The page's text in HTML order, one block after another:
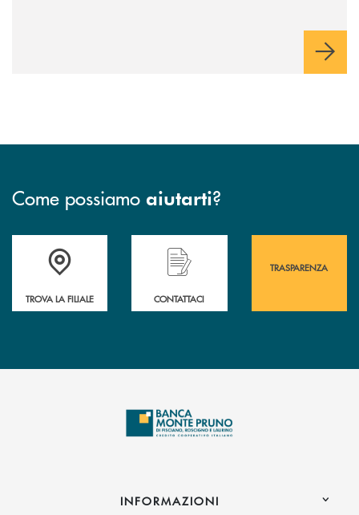
Come possiamo aiutarti?
Accedi all' elenco completo&nbsp; delle&nbsp; filiali&nbsp; di Banca
TROVA LA FILIALE
Hai bisogno di assistenza immediata?
CONTATTACI
TRASPARENZA
INFORMAZIONI